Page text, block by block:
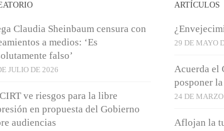
Claudia Sheinbaum censura con
a medios: ‘Es
falso’
JULIO DE 2026
ve riesgos para la libre
en propuesta del Gobierno
audiencias
ARTÍCULOS
29 DE MAYO
Acuerda el
posponer
24 DE
Aflojan la